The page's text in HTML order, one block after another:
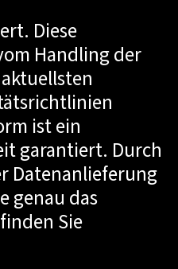
Diese
Handling der
ist ein
garantiert. Durch
Datenanlieferung
genau das
Sie